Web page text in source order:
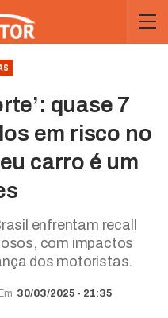
quase 7
em risco no
carro é um
enfrentam recall
com impactos
dos motoristas.
Em 30/03/2025 - 21:35